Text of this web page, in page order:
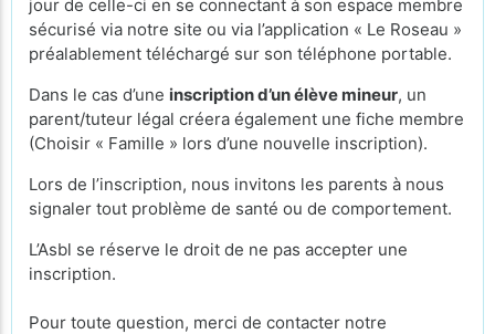
jour de celle-ci en se connectant à son espace membre
sécurisé via notre site ou via l’application « Le Roseau »
préalablement téléchargé sur son téléphone portable.
Dans le cas d’une inscription d’un élève mineur, un
parent/tuteur légal créera également une fiche membre
(Choisir « Famille » lors d’une nouvelle inscription).
Lors de l’inscription, nous invitons les parents à nous
signaler tout problème de santé ou de comportement.
L’Asbl se réserve le droit de ne pas accepter une
inscription.
Pour toute question, merci de contacter notre